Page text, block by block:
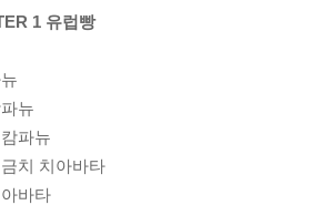
1 유럽빵
뉴
파뉴
치 치아바타
바타